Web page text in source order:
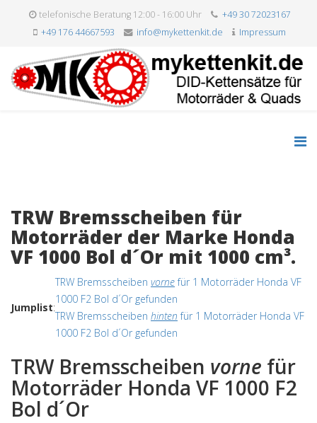
telefonische Beratung 12:00 - 16:00 Uhr
+49 30 72023167
+49 176 44667593
info@mykettenkit.de Impressum
TRW Bremsscheiben für
Motorräder der Marke Honda
VF 1000 Bol d´Or mit 1000 cm³.
Jumplist:
TRW Bremsscheiben vornefür 1 Motorräder Honda VF
1000 F2 Bol d´Or gefunden
TRW Bremsscheiben hinten für 1 Motorräder Honda VF
1000 F2 Bol d´Or gefunden
TRW Bremsscheiben vorne für
Motorräder Honda VF 1000 F2
Bol d´Or